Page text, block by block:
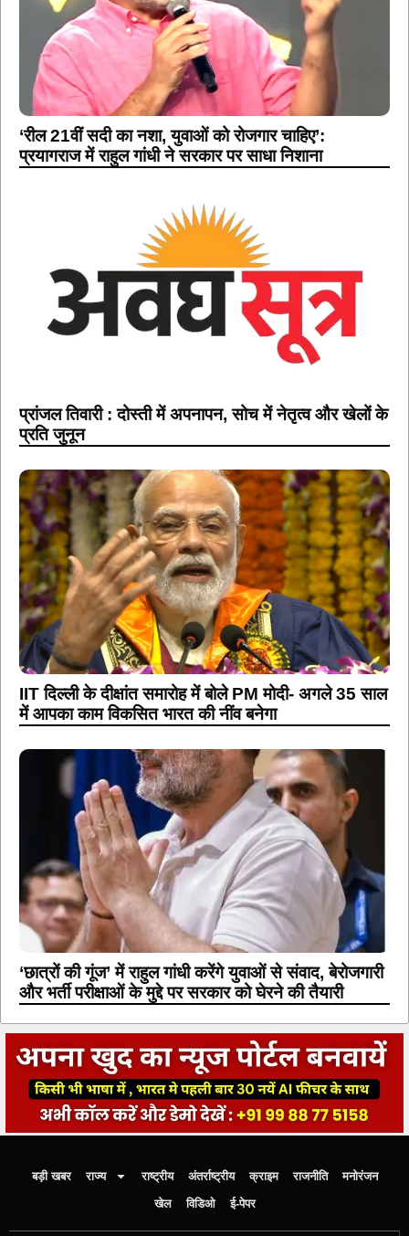
‘रील 21वीं सदी का नशा, युवाओं को रोजगार चाहिए’:
प्रयागराज में राहुल गांधी ने सरकार पर साधा निशाना
प्रांजल तिवारी : दोस्ती में अपनापन, सोच में नेतृत्व और खेलों के
प्रति जुनून
IIT दिल्ली के दीक्षांत समारोह में बोले PM मोदी- अगले 35 साल
में आपका काम विकसित भारत की नींव बनेगा
‘छात्रों की गूंज’ में राहुल गांधी करेंगे युवाओं से संवाद, बेरोजगारी
और भर्ती परीक्षाओं के मुद्दे पर सरकार को घेरने की तैयारी
बड़ी खबर राज्य राष्ट्रीय अंतर्राष्ट्रीय क्राइम राजनीति
मनोरंजन
खेल
विडिओ ई-पेपर